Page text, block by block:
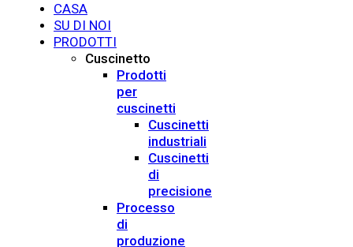
CASA
SU DI NOI
PRODOTTI
Cuscinetto
Prodotti
per
cuscinetti
Cuscinetti
industriali
Cuscinetti
di
precisione
Processo
di
produzione